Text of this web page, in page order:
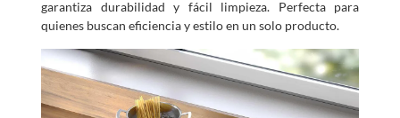
garantiza durabilidad y fácil limpieza. Perfecta para
quienes buscan eficiencia y estilo en un solo producto.